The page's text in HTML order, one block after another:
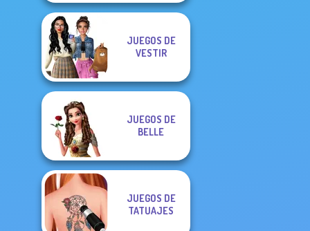
JUEGOS DE
VESTIR
JUEGOS DE
BELLE
JUEGOS DE
TATUAJES